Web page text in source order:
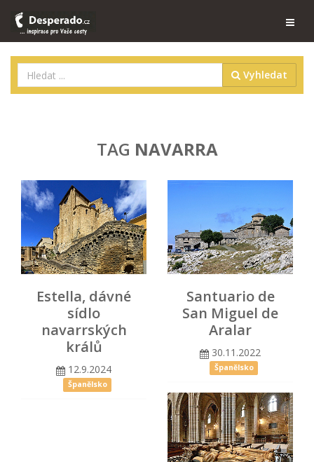
Vyhledat
TAG NAVARRA
Estella, dávné
sídlo
navarrských
králů
12.9.2024
Španělsko
Santuario de
San Miguel de
Aralar
30.11.2022
Španělsko